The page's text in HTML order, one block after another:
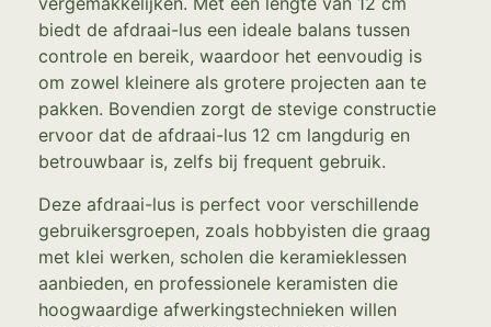
biedt de afdraai-lus een ideale balans tussen
controle en bereik, waardoor het eenvoudig is
om zowel kleinere als grotere projecten aan te
pakken. Bovendien zorgt de stevige constructie
ervoor dat de afdraai-lus 12 cm langdurig en
betrouwbaar is, zelfs bij frequent gebruik.
Deze afdraai-lus is perfect voor verschillende
gebruikersgroepen, zoals hobbyisten die graag
met klei werken, scholen die keramieklessen
aanbieden, en professionele keramisten die
hoogwaardige afwerkingstechnieken willen